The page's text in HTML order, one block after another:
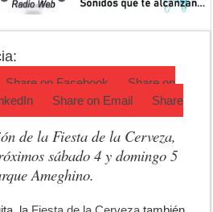
y pide ayuda
técnica para aumentar los trasplantes de
Share on Facebook
Share on
Share on Email
Share
de la Fiesta de la Cerveza,
sábado 4 y domingo 5
Ameghino.